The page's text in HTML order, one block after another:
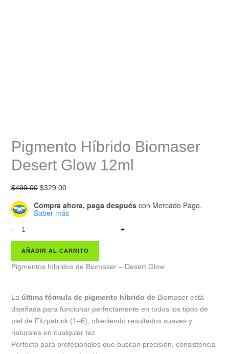
Pigmento Híbrido Biomaser
Desert Glow 12ml
$499.00 Original
was:
$329.00Current
is:
Compra ahora, paga despuéscon Mercado Pago.
Saber más
-
Híbrido
Biomaser
Glow
cantidad
+
AÑADIR AL CARRITO
Pigmentos híbridos de Biomaser – Desert Glow
La última fórmula de pigmento híbrido deBiomaser está
diseñada para funcionar perfectamente en todos los tipos de
piel de Fitzpatrick (1–6), ofreciendo resultados suaves y
naturales en cualquier tez.
Perfecto para profesionales que buscan precisión, consistencia